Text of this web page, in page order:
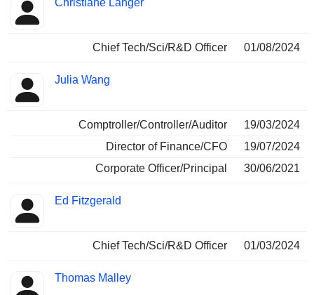
Christiane Langer
Chief Tech/Sci/R&D Officer 01/08/2024
Julia Wang
Comptroller/Controller/Auditor
19/03/2024
Director of Finance/CFO
19/07/2024
Corporate Officer/Principal
30/06/2021
Ed Fitzgerald
Chief Tech/Sci/R&D Officer 01/03/2024
Thomas Malley